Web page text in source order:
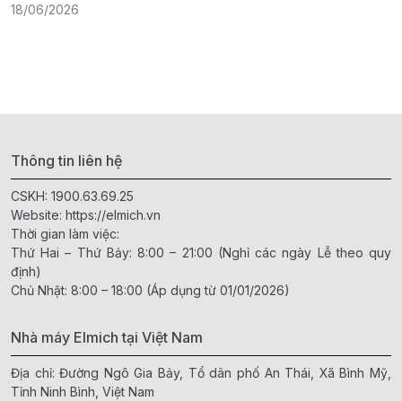
18/06/2026
Thông tin liên hệ
CSKH: 1900.63.69.25
Website: https://elmich.vn
Thời gian làm việc:
Thứ Hai – Thứ Bảy: 8:00 – 21:00 (Nghỉ các ngày Lễ theo quy
định)
Chủ Nhật: 8:00 – 18:00 (Áp dụng từ 01/01/2026)
Nhà máy Elmich tại Việt Nam
Địa chỉ: Đường Ngô Gia Bảy, Tổ dân phố An Thái, Xã Bình Mỹ,
Tỉnh Ninh Bình, Việt Nam